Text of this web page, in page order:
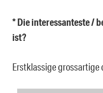
* Die interessanteste /
ist?
Erstklassige